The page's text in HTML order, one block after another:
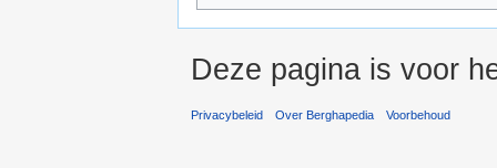
Deze pagina is voor
Privacybeleid Over Berghapedia Voorbehoud